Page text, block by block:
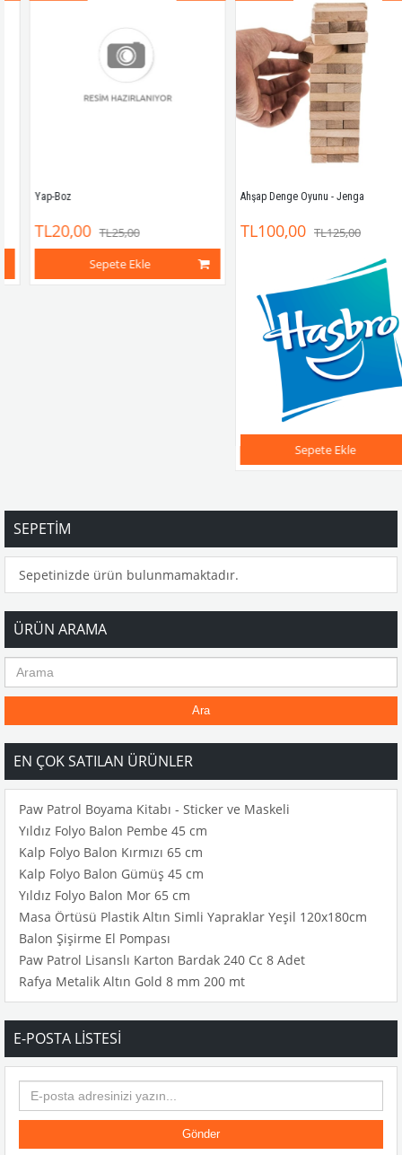
Yap-Boz
TL20,00 TL25,00
Sepete Ekle
Ahşap Denge Oyunu - Jenga
TL100,00 TL125,00
Sepete Ekle
SEPETIM
Sepetinizde ürün bulunmamaktadır.
ÜRÜN ARAMA
Ara
EN ÇOK SATILAN ÜRÜNLER
Paw Patrol Boyama Kitabı - Sticker ve Maskeli
Yıldız Folyo Balon Pembe 45 cm
Kalp Folyo Balon Kırmızı 65 cm
Kalp Folyo Balon Gümüş 45 cm
Yıldız Folyo Balon Mor 65 cm
Masa Örtüsü Plastik Altın Simli Yapraklar Yeşil 120x180cm
Balon Şişirme El Pompası
Paw Patrol Lisanslı Karton Bardak 240 Cc 8 Adet
Rafya Metalik Altın Gold 8 mm 200 mt
E-POSTA LISTESI
Gönder